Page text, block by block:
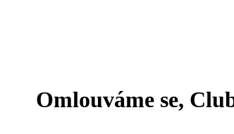
Omlouváme se,